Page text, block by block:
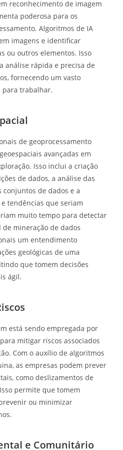
reconhecimento de imagem
poderosa para os
Algoritmos de IA
imagens e identificar
ou outros elementos. Isso
análise rápida e precisa de
fornecendo um vasto
para trabalhar.
de geoprocessamento
avançadas em
Isso inclui a criação
de dados, a análise das
de dados e a
tendências que seriam
muito tempo para detectar
mineração de dados
um entendimento
geológicas de uma
que tomem decisões
ágil.
está sendo empregada por
mitigar riscos associados
Com o auxílio de algoritmos
as empresas podem prever
como deslizamentos de
permite que tomem
ou minimizar
e Comunitário